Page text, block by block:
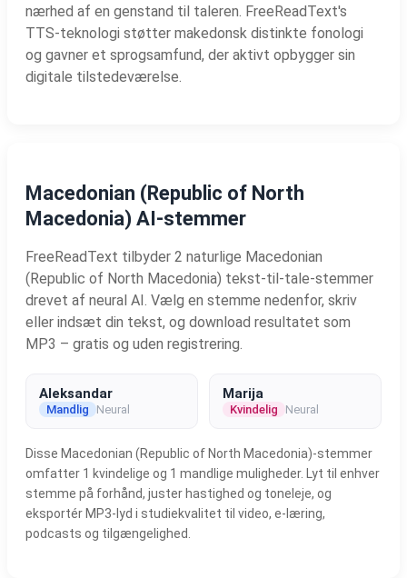
nærhed af en genstand til taleren. FreeReadText's
TTS-teknologi støtter makedonsk distinkte fonologi
og gavner et sprogsamfund, der aktivt opbygger sin
digitale tilstedeværelse.
Macedonian (Republic of North
Macedonia) AI-stemmer
FreeReadText tilbyder 2 naturlige Macedonian
(Republic of North Macedonia) tekst-til-tale-stemmer
drevet af neural AI. Vælg en stemme nedenfor, skriv
eller indsæt din tekst, og download resultatet som
MP3 – gratis og uden registrering.
Aleksandar
Mandlig Neural
Marija
Kvindelig Neural
Disse Macedonian (Republic of North Macedonia)-stemmer
omfatter 1 kvindelige og 1 mandlige muligheder. Lyt til enhver
stemme på forhånd, juster hastighed og toneleje, og
eksportér MP3-lyd i studiekvalitet til video, e-læring,
podcasts og tilgængelighed.